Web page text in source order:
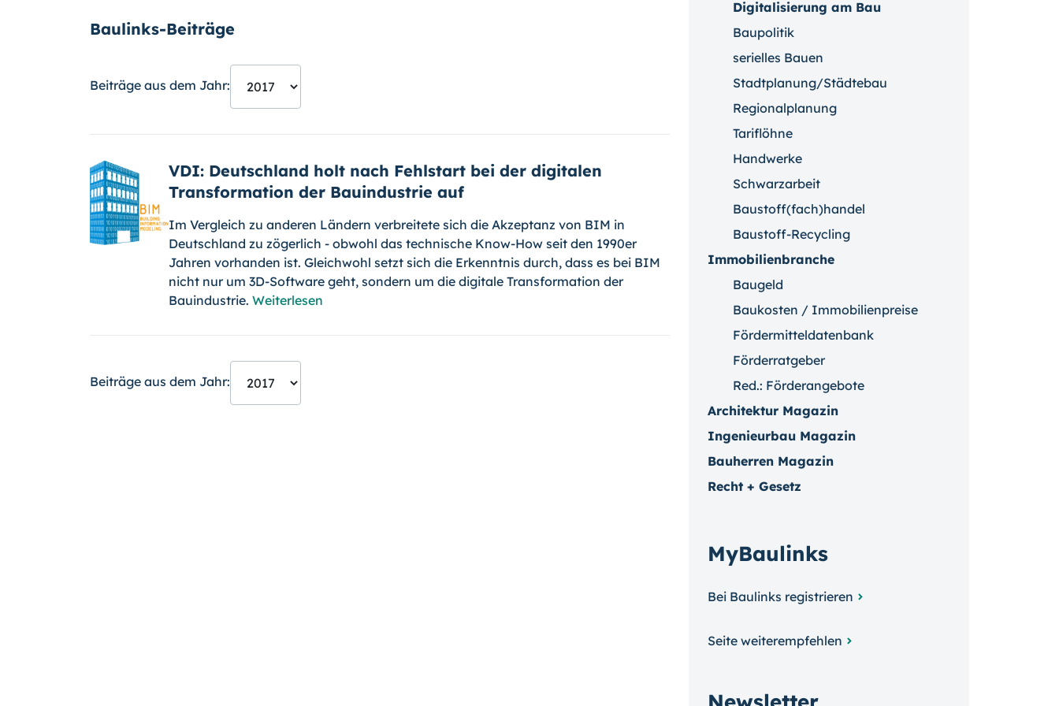
Baulinks-Beiträge
Beiträge aus dem Jahr:
VDI: Deutschland holt nach Fehlstart bei der digitalen
Transformation der Bauindustrie auf
Im Vergleich zu anderen Ländern verbreitete sich die Akzeptanz von BIM in
Deutschland zu zögerlich - obwohl das technische Know-How seit den 1990er
Jahren vorhanden ist. Gleichwohl setzt sich die Erkenntnis durch, dass es bei BIM
nicht nur um 3D-Software geht, sondern um die digitale Transformation der
Bauindustrie. Weiterlesen
Beiträge aus dem Jahr:
Digitalisierung am Bau
Baupolitik
serielles Bauen
Stadtplanung/Städtebau
Regionalplanung
Tariflöhne
Handwerke
Schwarzarbeit
Baustoff(fach)handel
Baustoff-Recycling
Immobilienbranche
Baugeld
Baukosten / Immobilienpreise
Fördermitteldatenbank
Förderratgeber
Red.: Förderangebote
Architektur Magazin
Ingenieurbau Magazin
Bauherren Magazin
Recht + Gesetz
MyBaulinks
Bei Baulinks registrieren
Seite weiterempfehlen